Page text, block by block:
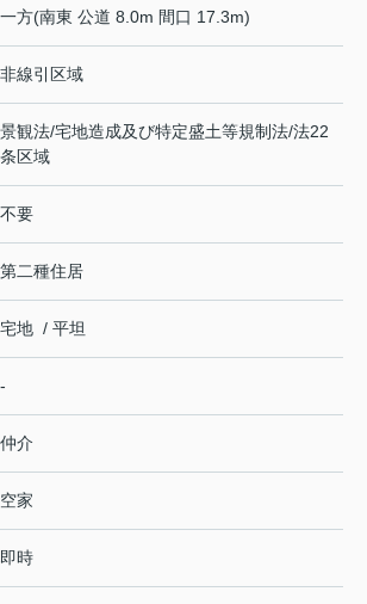
一方(南東 公道 8.0m 間口 17.3m)
非線引区域
景観法/宅地造成及び特定盛土等規制法/法22
条区域
不要
第二種住居
宅地 / 平坦
-
仲介
空家
即時